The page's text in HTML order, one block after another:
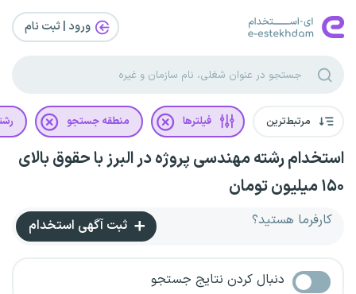
ورود | ثبت‌ نام
مرتبط‌ترین فیلترها منطقه جستجو
استخدام رشته مهندسی پروژه در البرز با حقوق بالای
۱۵۰ میلیون تومان
کارفرما هستید؟ ثبت آگهی استخدام
دنبال کردن نتایج جستجو